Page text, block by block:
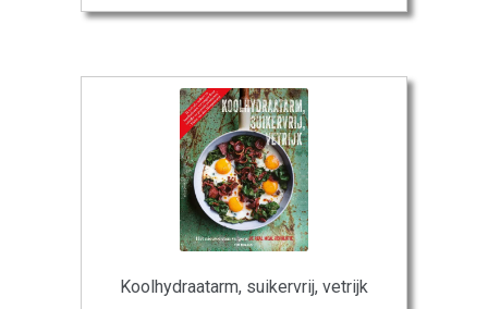
Koolhydraatarm, suikervrij, vetrijk